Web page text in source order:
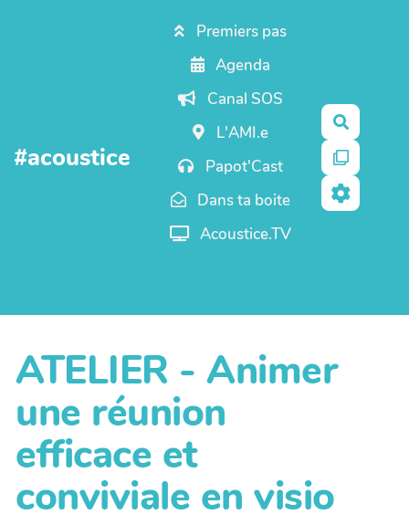
Aller au contenu principal
#acoustice
Premiers pas
Agenda
Canal SOS
L'AMI.e
Papot'Cast
Dans ta boite
Acoustice.TV
ATELIER - Animer
une réunion
efficace et
conviviale en visio